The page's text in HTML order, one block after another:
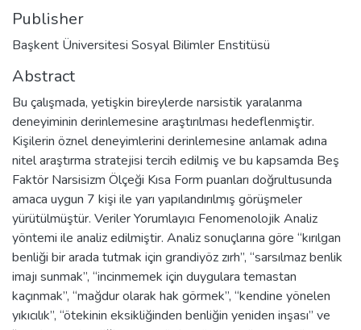
Publisher
Başkent Üniversitesi Sosyal Bilimler Enstitüsü
Abstract
Bu çalışmada, yetişkin bireylerde narsistik yaralanma
deneyiminin derinlemesine araştırılması hedeflenmiştir.
Kişilerin öznel deneyimlerini derinlemesine anlamak adına
nitel araştırma stratejisi tercih edilmiş ve bu kapsamda Beş
Faktör Narsisizm Ölçeği Kısa Form puanları doğrultusunda
amaca uygun 7 kişi ile yarı yapılandırılmış görüşmeler
yürütülmüştür. Veriler Yorumlayıcı Fenomenolojik Analiz
yöntemi ile analiz edilmiştir. Analiz sonuçlarına göre “kırılgan
benliği bir arada tutmak için grandiyöz zırh”, “sarsılmaz benlik
imajı sunmak”, “incinmemek için duygulara temastan
kaçınmak”, “mağdur olarak hak görmek”, “kendine yönelen
yıkıcılık”, “ötekinin eksikliğinden benliğin yeniden inşası” ve